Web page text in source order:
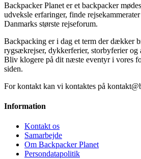
Backpacker Planet er et backpacker
udveksle erfaringer, finde
Danmarks største rejseforum.
Backpacking er i dag et term der dækker
rygsækrejser, dykkerferier, storbyferier og
Bliv klogere på dit næste eventyr i vores
siden.
For kontakt kan vi kontaktes på
Information
Kontakt os
Samarbejde
Om Backpacker Planet
Persondatapolitik